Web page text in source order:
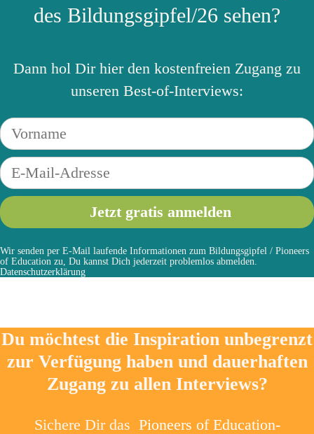
des Bildungsgipfel/26 sehen?
Dann hol Dir hier den kostenfreien Zugang zu
unseren Best-of-Interviews:
Wir senden per E-Mail laufende Informationen zum Bildungsgipfel / Pioneers
of Education zu, Du kannst Dich jederzeit problemlos abmelden.
Datenschutzerklärung
Du möchtest die Inspiration unbegrenzt
zur Verfügung haben und dauerhaften
Zugang zu allen Interviews?
Sichere Dir das Pioneers of Education-